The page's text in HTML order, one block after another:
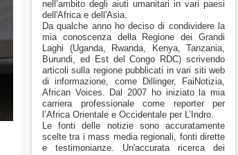
nell’ambito degli aiuti umanitari in vari paesi
dell'Africa e dell'Asia.
Da qualche anno ho deciso di condividere la
mia conoscenza della Regione dei Grandi
Laghi (Uganda, Rwanda, Kenya, Tanzania,
Burundi, ed Est del Congo RDC) scrivendo
articoli sulla regione pubblicati in vari siti web
di informazione, come Dillinger, FaiNotizia,
African Voices. Dal 2007 ho iniziato la mia
carriera professionale come reporter per
l’Africa Orientale e Occidentale per L’Indro.
Le fonti delle notizie sono accuratamente
scelte tra i mass media regionali, fonti dirette
e testimonianze. Un'accurata ricerca dei